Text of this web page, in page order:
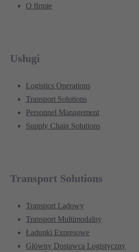
O firmie
Usługi
Logistics Operations
Transport Solutions
Personnel Management
Supply Chain Solutions
Transport Solutions
Transport Lądowy
Transport Multimodalny
Ładunki Expresowe
Główny Dostawca Logistyczny